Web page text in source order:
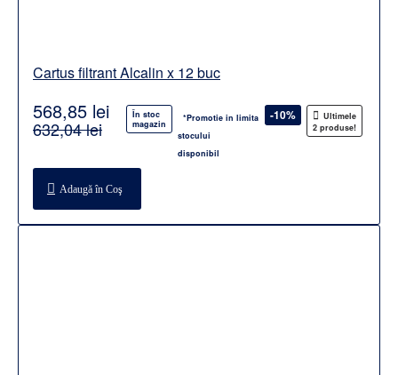
Cartus filtrant Alcalin x 12 buc
Ultimele
2 produse!
În stoc
magazin
*Promotie in limita
stocului
disponibil
-10%
568,85 lei
632,04 lei
Adaugă în Coş